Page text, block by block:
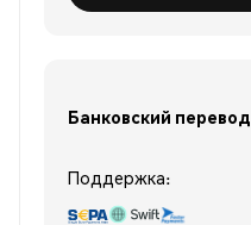
Банковский перевод
Поддержка: